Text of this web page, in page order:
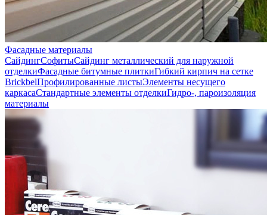
Фасадные материалы
СайдингСофитыСайдинг металлический для наружной
отделкиФасадные битумные плиткиГибкий кирпич на сетке
BrickbelПрофилированные листыЭлементы несущего
каркасаСтандартные элементы отделкиГидро-, пароизоляция
материалы